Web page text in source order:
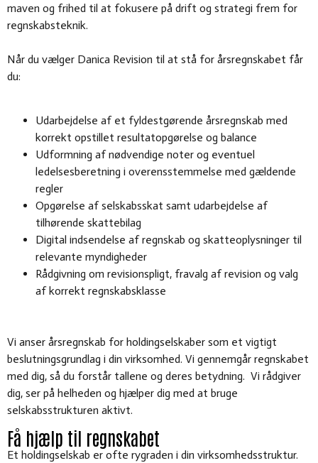
maven og frihed til at fokusere på drift og strategi frem for
regnskabsteknik.
Når du vælger Danica Revision til at stå for årsregnskabet får
du:
Udarbejdelse af et fyldestgørende årsregnskab med
korrekt opstillet resultatopgørelse og balance
Udformning af nødvendige noter og eventuel
ledelsesberetning i overensstemmelse med gældende
regler
Opgørelse af selskabsskat samt udarbejdelse af
tilhørende skattebilag
Digital indsendelse af regnskab og skatteoplysninger til
relevante myndigheder
Rådgivning om revisionspligt, fravalg af revision og valg
af korrekt regnskabsklasse
Vi anser årsregnskab for holdingselskaber som et vigtigt
beslutningsgrundlag i din virksomhed. Vi gennemgår regnskabet
med dig, så du forstår tallene og deres betydning. Vi rådgiver
dig, ser på helheden og hjælper dig med at bruge
selskabsstrukturen aktivt.
Få hjælp til regnskabet
Et holdingselskab er ofte rygraden i din virksomhedsstruktur.